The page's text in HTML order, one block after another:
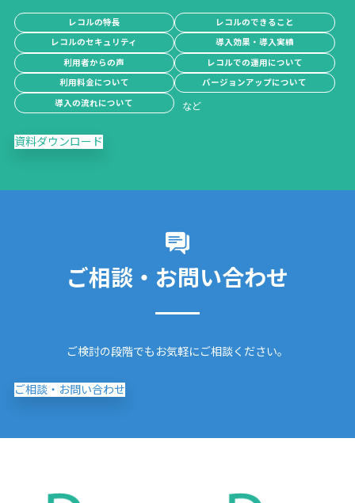
レコルの特長
レコルのできること
レコルのセキュリティ
導入効果・導入実績
利用者からの声
レコルでの運用について
利用料金について
バージョンアップについて
導入の流れについて
資料ダウンロード
ご相談・お問い合わせ
ご検討の段階でもお気軽にご相談ください。
ご相談・お問い合わせ